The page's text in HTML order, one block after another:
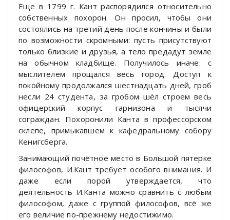
Еще в 1799 г. Кант распорядился относительно
собственных похорон. Он просил, чтобы они
состоялись на третий день после кончины и были
по возможности скромными: пусть присутствуют
только близкие и друзья, а тело предадут земле
на обычном кладбище. Получилось иначе: с
мыслителем прощался весь город. Доступ к
покойному продолжался шестнадцать дней, гроб
несли 24 студента, за гробом шёл строем весь
офицерский корпус гарнизона и тысячи
сограждан. Похоронили Канта в профессорском
склепе, примыкавшем к кафедральному собору
Кенигсберга.
Занимающий почётное место в Большой пятерке
философов, И.Кант требует особого внимания. И
даже если порой утверждается, что
деятельность И.Канта можно сравнить с любым
философом, даже с группой философов, всё же
его величие по-прежнему недостижимо.